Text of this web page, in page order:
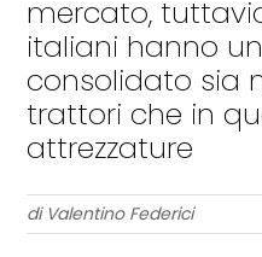
mercato,
italiani hanno
consolidato sia
trattori che in
attrezzature
di Valentino Federici